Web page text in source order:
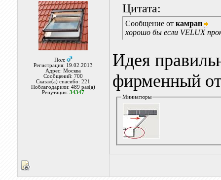
Пол:
Регистрация: 19.02.2013
Адрес: Москва
Сообщений: 700
Сказал(а) спасибо: 221
Поблагодарили: 489 раз(а)
Репутация:34347
Цитата:
Сообщение от камран
хорошо бы если VELUX
Идея
фирменный
Миниатюры